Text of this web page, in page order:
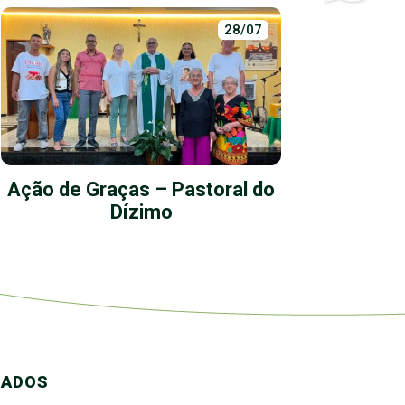
28/07
Ação de Graças – Pastoral do
Dízimo